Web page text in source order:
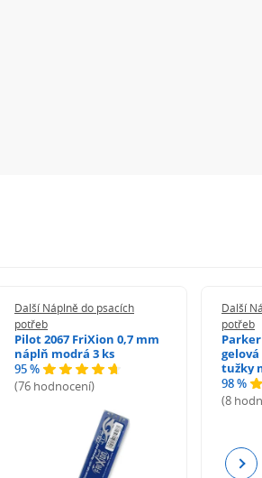
Další Náplně do psacích
potřeb
Pilot 2067 FriXion 0,7 mm
náplň modrá 3 ks
95 %
(76 hodnocení)
Další
potřeb
Parker
gelová
tužky
98 %
(8
Next